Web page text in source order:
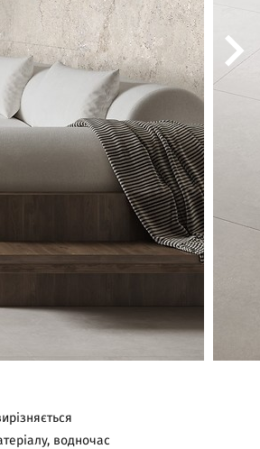
водночас